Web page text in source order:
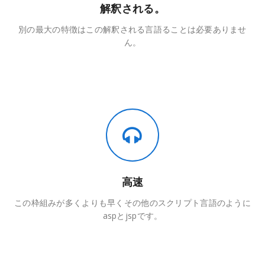
解釈される。
別の最大の特徴はこの解釈される言語ることは必要ありませ
ん。
高速
この枠組みが多くよりも早くその他のスクリプト言語のように
aspとjspです。